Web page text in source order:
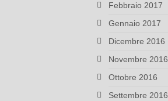
Febbraio 2017
Gennaio 2017
Dicembre 2016
Novembre 2016
Ottobre 2016
Settembre 2016